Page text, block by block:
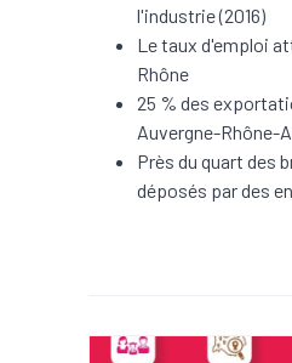
l'industrie (2016)
Le taux d'emploi
Rhône
25 % des
Auvergne-Rhône-
Près du quart des
déposés par des